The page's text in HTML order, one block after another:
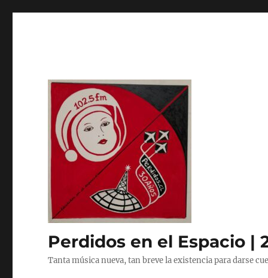
Perdidos en el Espacio |
Tanta música nueva, tan breve la existencia para darse